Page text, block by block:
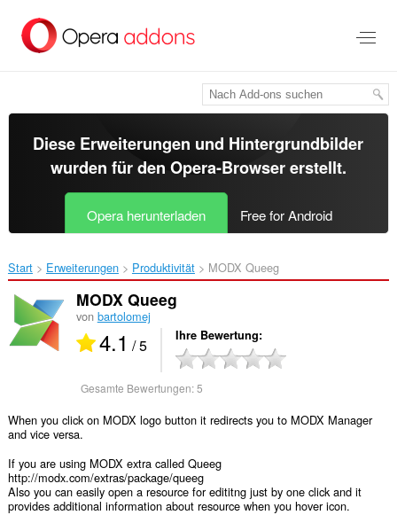
Hauptinhalt
springen
Diese Erweiterungen und Hintergrundbilder
wurden für den Opera-Browsererstellt.
Opera herunterladen Free for Android
Start Erweiterungen Produktivität MODX Queeg‎
MODX Queeg
von bartolomej
4.1 / 5 Ihre Bewertung
Gesamte Bewertungen:5
When you click on MODX logo button it redirects you to MODX Manager
and vice versa.
If you are using MODX extra called Queeg
http://modx.com/extras/package/queeg
Also you can easily open a resource for edititng just by one click and it
provides additional information about resource when you hover icon.